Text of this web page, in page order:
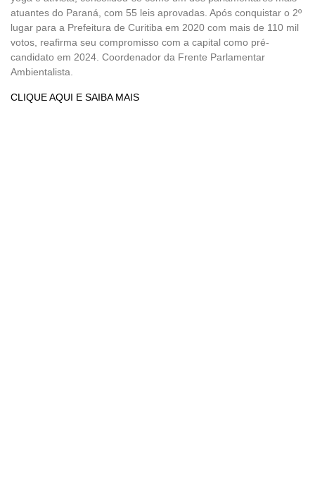
atuantes do Paraná, com 55 leis aprovadas. Após conquistar o 2º
lugar para a Prefeitura de Curitiba em 2020 com mais de 110 mil
votos, reafirma seu compromisso com a capital como pré-
candidato em 2024. Coordenador da Frente Parlamentar
Ambientalista.
CLIQUE AQUI E SAIBA MAIS